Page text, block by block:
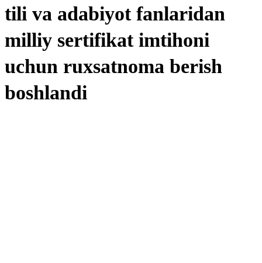
tili va adabiyot fanlaridan
milliy sertifikat imtihoni
uchun ruxsatnoma berish
boshlandi